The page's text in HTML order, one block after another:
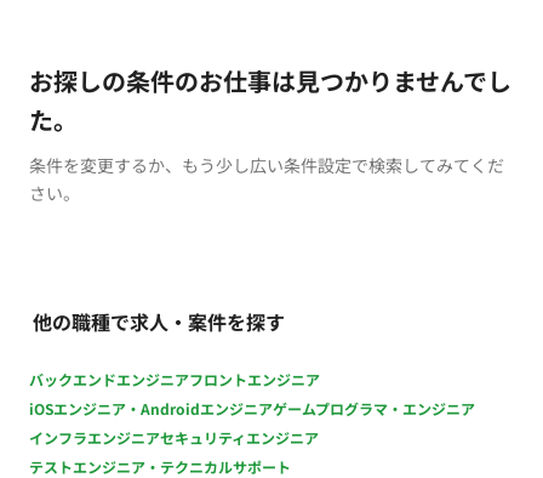
お探しの条件のお仕事は見つかりませんでし
た。
条件を変更するか、もう少し広い条件設定で検索してみてくだ
さい。
他の職種で求人・案件を探す
バックエンドエンジニアフロントエンジニア
iOSエンジニア・Androidエンジニアゲームプログラマ・エンジニア
インフラエンジニアセキュリティエンジニア
テストエンジニア・テクニカルサポート